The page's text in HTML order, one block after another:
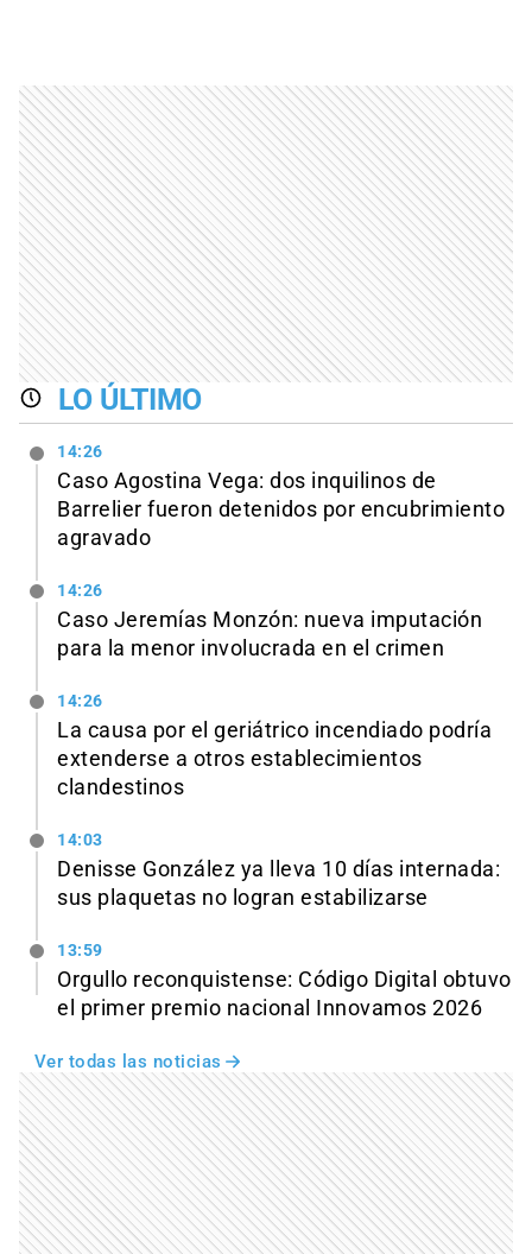
LO ÚLTIMO
14:26
Caso Agostina Vega: dos inquilinos de
Barrelier fueron detenidos por encubrimiento
agravado
14:26
Caso Jeremías Monzón: nueva imputación
para la menor involucrada en el crimen
14:26
La causa por el geriátrico incendiado podría
extenderse a otros establecimientos
clandestinos
14:03
Denisse González ya lleva 10 días internada:
sus plaquetas no logran estabilizarse
13:59
Orgullo reconquistense: Código Digital obtuvo
el primer premio nacional Innovamos 2026
Ver todas las noticias